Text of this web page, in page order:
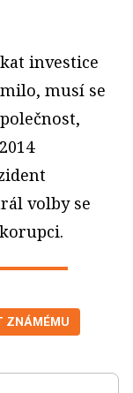
investice
musí se
volby se
ZNÁMÉMU